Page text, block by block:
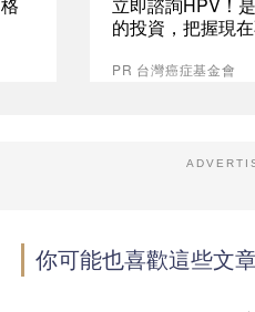
立即諮詢HPV！
的投資，把握現在
PR 台灣癌症基金會
你可能也喜歡這些文章